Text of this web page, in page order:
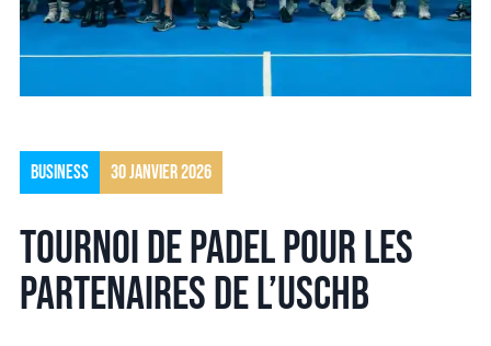
Business 30 janvier 2026
Tournoi de padel pour les
partenaires de l’USCHB